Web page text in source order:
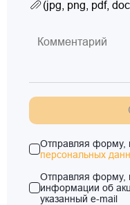
(jpg, png, pdf,
Отправляя форму,
персональных
Отправляя форму,
информации об
указанный e-mail